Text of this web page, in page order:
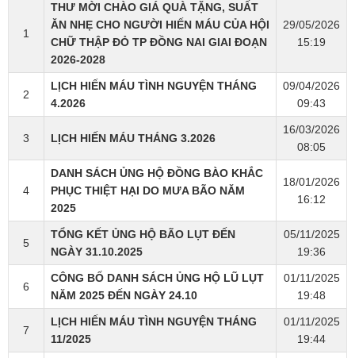
1
THƯ MỜI CHÀO GIÁ QUÀ TẶNG, SUẤT
ĂN NHẸ CHO NGƯỜI HIẾN MÁU CỦA HỘI
CHỮ THẬP ĐỎ TP ĐỒNG NAI GIAI ĐOẠN
2026-2028
29/05/2026
15:19
2
LỊCH HIẾN MÁU TÌNH NGUYỆN THÁNG
4.2026
09/04/2026
09:43
3 LỊCH HIẾN MÁU THÁNG 3.2026
16/03/2026
08:05
4
DANH SÁCH ỦNG HỘ ĐỒNG BÀO KHẮC
PHỤC THIỆT HẠI DO MƯA BÃO NĂM
2025
18/01/2026
16:12
5
TỔNG KẾT ỦNG HỘ BÃO LỤT ĐẾN
NGÀY 31.10.2025
05/11/2025
19:36
6
CÔNG BỐ DANH SÁCH ỦNG HỘ LŨ LỤT
NĂM 2025 ĐẾN NGÀY 24.10
01/11/2025
19:48
7
LỊCH HIẾN MÁU TÌNH NGUYỆN THÁNG
11/2025
01/11/2025
19:44